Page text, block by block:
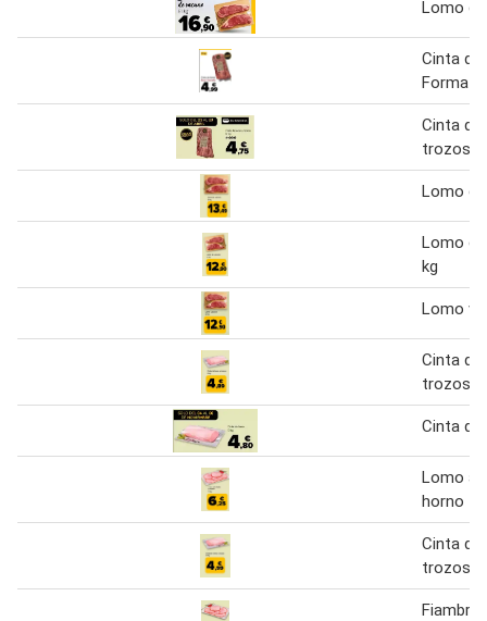
Lomo
Cinta de
Formato
Cinta de
trozos
Lomo
Lomo
kg
Lomo
Cinta de
trozos
Cinta de
Lomo
horno 1
Cinta de
trozos
Fiambre